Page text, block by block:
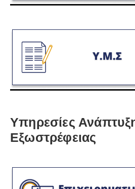
Υπηρεσίες
Εξωστρέφειας